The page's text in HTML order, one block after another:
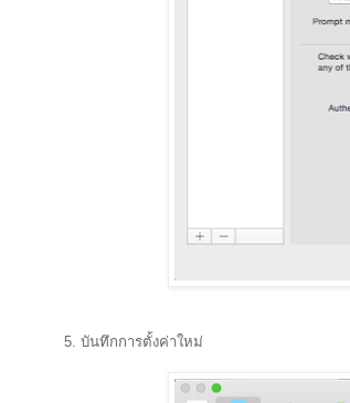
5. บันทึกการตั้งค่าใหม่